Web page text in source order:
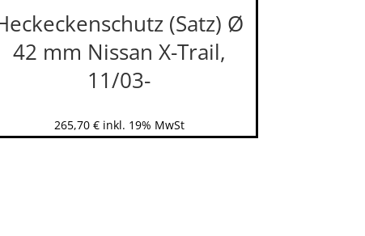
(Satz) Ø
42 mm Nissan X-Trail,
11/03-
265,70 € inkl. 19% MwSt